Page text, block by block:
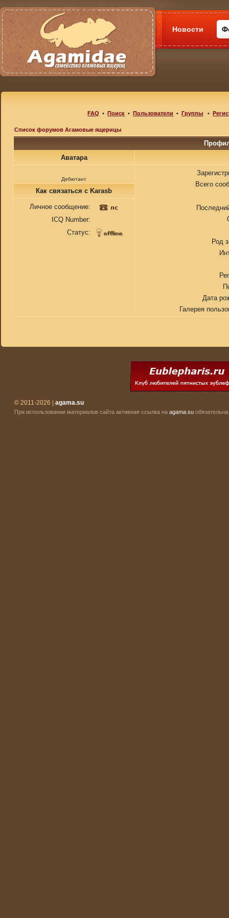
Новости
FAQ •Поиск •Пользователи •Группы •
Список форумов Агамовые ящерицы
Аватара
Дебютант
Всего
Род
Дата
Галерея
Как связаться с Karasb
Личное сообщение:
ICQ Number:
Статус:
© 2011-2026 | agama.su
При использовании материалов сайта активная ссылка на agama.su обязательна.